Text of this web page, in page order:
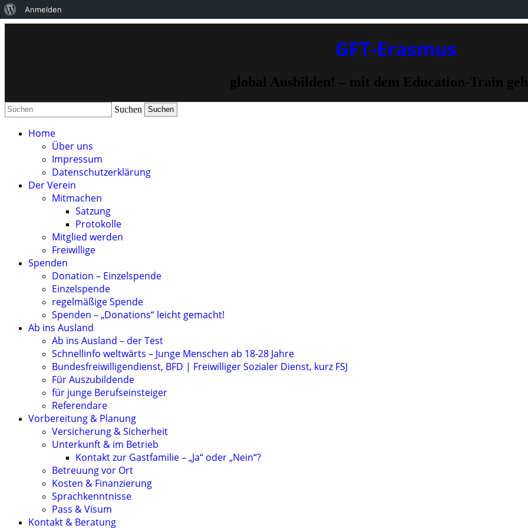
GFT-Erasmus
global Ausbilden! – mit dem Education-Train
Suchen
Home
Über uns
Impressum
Datenschutzerklärung
Der Verein
Mitmachen
Satzung
Protokolle
Mitglied werden
Freiwillige
Spenden
Donation – Einzelspende
Einzelspende
regelmäßige Spende
Spenden – „Donations“ leicht gemacht!
Ab ins Ausland
Ab ins Ausland – der Test
Schnellinfo weltwärts – Junge Menschen ab 18-28 Jahre
Bundesfreiwilligendienst, BFD | Freiwilliger Sozialer Dienst, kurz FSJ
Für Auszubildende
für junge Berufseinsteiger
Referendare
Vorbereitung & Planung
Versicherung & Sicherheit
Unterkunft & im Betrieb
Kontakt zur Gastfamilie – „Ja“ oder „Nein“?
Betreuung vor Ort
Kosten & Finanzierung
Sprachkenntnisse
Pass & Visum
Kontakt & Beratung
Über
Anmelden